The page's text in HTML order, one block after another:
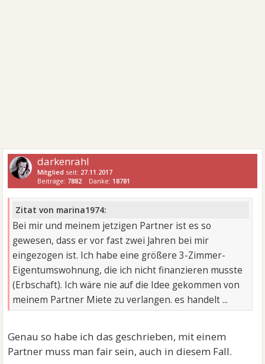
darkenrahl
Mitglied seit: 27.11.2017
Beiträge: 7882 Danke: 18781
Zitat von marina1974:
Bei mir und meinem jetzigen Partner ist es so
gewesen, dass er vor fast zwei Jahren bei mir
eingezogen ist. Ich habe eine größere 3-Zimmer-
Eigentumswohnung, die ich nicht finanzieren musste
(Erbschaft). Ich wäre nie auf die Idee gekommen von
meinem Partner Miete zu verlangen. es handelt ...
Genau so habe ich das geschrieben, mit einem
Partner muss man fair sein, auch in diesem Fall.